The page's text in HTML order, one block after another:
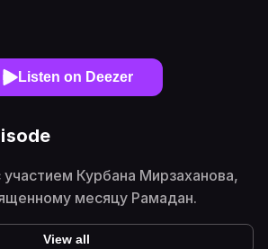
Listen on Deezer
Курбана Мирзаханова,
месяцу Рамадан.
View all